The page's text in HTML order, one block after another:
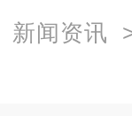
新闻资讯